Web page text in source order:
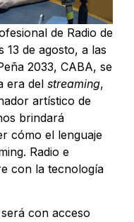
de Radio de
de agosto, a las
2033, CABA, se
era del streaming,
artístico de
brindará
cómo el lenguaje
Radio e
con la tecnología
con acceso